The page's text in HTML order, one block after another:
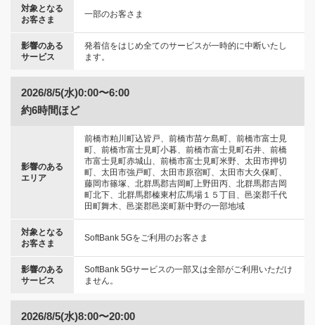
対象となる
お客さま
一部のお客さま
影響のある
サービス
発着信をはじめ全てのサービスが一時的に中断いたし
ます。
2026/8/5(水)0:00〜6:00
約6時間ほど
影響のある
エリア
前橋市粕川町込皆戸、前橋市苗ケ島町、前橋市富士見
町、前橋市富士見町小暮、前橋市富士見町石井、前橋
市富士見町赤城山、前橋市富士見町米野、太田市押切
町、太田市強戸町、太田市原宿町、太田市大久保町、
藤岡市篠塚、北群馬郡吉岡町上野田丙、北群馬郡吉岡
町北下、北群馬郡榛東村広馬場１５丁目、邑楽郡千代
田町舞木、邑楽郡邑楽町新中野の一部地域
対象となる
お客さま
SoftBank 5Gをご利用のお客さま
影響のある
サービス
SoftBank 5Gサービスの一部又は全部がご利用いただけ
ません。
2026/8/5(水)8:00〜20:00